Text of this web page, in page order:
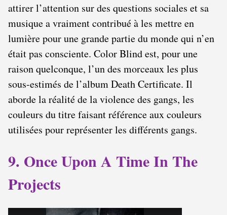
attirer l’attention sur des questions sociales et sa
musique a vraiment contribué à les mettre en
lumière pour une grande partie du monde qui n’en
était pas consciente. Color Blind est, pour une
raison quelconque, l’un des morceaux les plus
sous-estimés de l’album Death Certificate. Il
aborde la réalité de la violence des gangs, les
couleurs du titre faisant référence aux couleurs
utilisées pour représenter les différents gangs.
9. Once Upon A Time In The
Projects